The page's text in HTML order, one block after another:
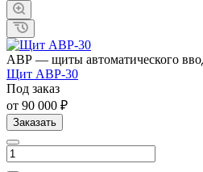
АВР — щиты автоматического
Щит АВР-30
Под заказ
от 90 000 ₽
Заказать